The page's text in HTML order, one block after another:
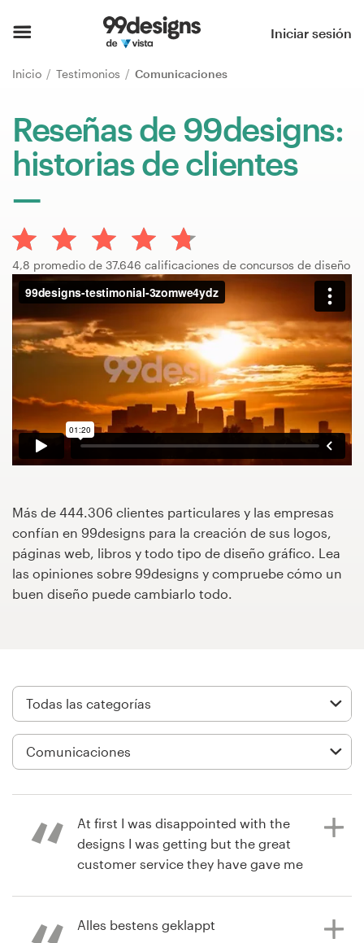
Iniciar sesión
Inicio Testimonios Comunicaciones
Reseñas de 99designs:
historias de clientes
4,8 promedio de 37.646 calificaciones de concursos de diseño
Más de 444.306 clientes particulares y las empresas
confían en 99designs para la creación de sus logos,
páginas web, libros y todo tipo de diseño gráfico. Lea
las opiniones sobre 99designs y compruebe cómo un
buen diseño puede cambiarlo todo.
At first I was disappointed with the
designs I was getting but the great
customer service they have gave me
contest “blind” allows designers to
Alles bestens geklappt
Explorar categorías
Encontrar un diseñador
Inspiración
99designs Pro
Servicios
de
diseño
Concursos de diseño
Proyectos 1-1
Descubra la inspiración
99designs Studio
99designs Pro
un
diseño
Diseño de logotipo
Diseño de páginas web
Guía de la marca